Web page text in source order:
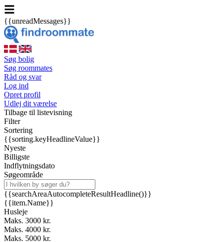
{{unreadMessages}}
Søg bolig
Søg roommates
Råd og svar
Log ind
Opret profil
Udlej dit værelse
Tilbage til listevisning
Filter
Sortering
{{sorting.keyHeadlineValue}}
Nyeste
Billigste
Indflytningsdato
Søgeområde
{{searchAreaAutocompleteResultHeadline()}}
{{item.Name}}
Husleje
Maks. 3000 kr.
Maks. 4000 kr.
Maks. 5000 kr.